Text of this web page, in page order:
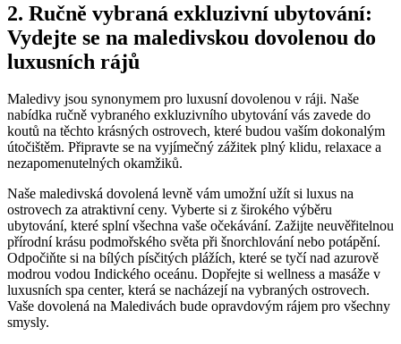
2. Ručně vybraná exkluzivní ubytování:
Vydejte se na ⁤maledivskou dovolenou do
luxusních rájů
Maledivy jsou ​synonymem‌ pro luxusní⁢ dovolenou v‍ ráji. ‌Naše
nabídka​ ručně vybraného exkluzivního ubytování vás zavede do
koutů na těchto krásných ostrovech, které budou vaším ⁣dokonalým
útočištěm. Připravte se na vyjímečný ‌zážitek ⁤plný klidu, relaxace a
nezapomenutelných okamžiků.
Naše maledivská dovolená levně vám umožní užít ⁢si luxus na
ostrovech za atraktivní ceny. Vyberte si z širokého výběru⁤
ubytování, které ⁢splní všechna vaše⁤ očekávání.⁢ Zažijte neuvěřitelnou
přírodní krásu podmořského světa při šnorchlování nebo potápění.
‌Odpočiňte si na bílých písčitých plážích, které se tyčí nad azurově
modrou vodou Indického oceánu. Dopřejte si wellness a ⁣masáže v
luxusních spa center, která se ‌nacházejí na vybraných ostrovech.
Vaše dovolená na Maledivách bude opravdovým rájem pro všechny​
smysly.